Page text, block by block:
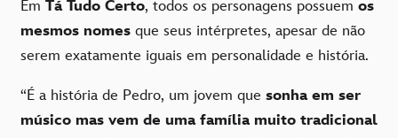
Em Tá Tudo Certo, todos os personagens possuem os
mesmos nomes que seus intérpretes, apesar de não
serem exatamente iguais em personalidade e história.
“É a história de Pedro, um jovem que sonha em ser
músico mas vem de uma família muito tradicional